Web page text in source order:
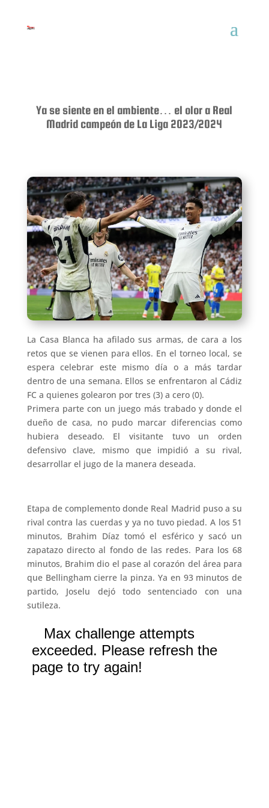
Ya se siente en el ambiente… el olor a Real
Madrid campeón de La Liga 2023/2024
La Casa Blanca ha afilado sus armas, de cara a los
retos que se vienen para ellos. En el torneo local, se
espera celebrar este mismo día o a más tardar
dentro de una semana. Ellos se enfrentaron al Cádiz
FC a quienes golearon por tres (3) a cero (0).
Primera parte con un juego más trabado y donde el
dueño de casa, no pudo marcar diferencias como
hubiera deseado. El visitante tuvo un orden
defensivo clave, mismo que impidió a su rival,
desarrollar el jugo de la manera deseada.
Etapa de complemento donde Real Madrid puso a su
rival contra las cuerdas y ya no tuvo piedad. A los 51
minutos, Brahim Díaz tomó el esférico y sacó un
zapatazo directo al fondo de las redes. Para los 68
minutos, Brahim dio el pase al corazón del área para
que Bellingham cierre la pinza. Ya en 93 minutos de
partido, Joselu dejó todo sentenciado con una
sutileza.